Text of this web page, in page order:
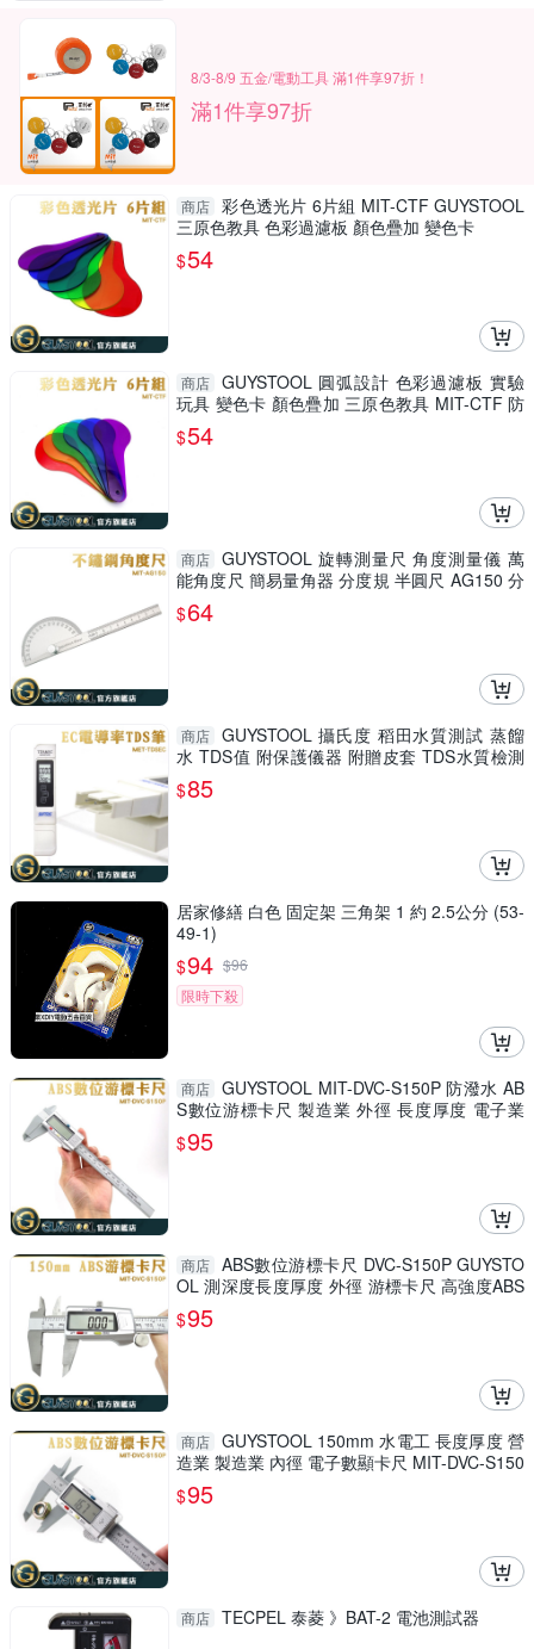
8/3-8/9 五金/電動工具 滿1件享97折！
滿1件享97折
商店 彩色透光片 6片組 MIT-CTF GUYSTOOL
三原色教具 色彩過濾板 顏色疊加 變色卡
$54
商店 GUYSTOOL 圓弧設計 色彩過濾板 實驗
玩具 變色卡 顏色疊加 三原色教具 MIT-CTF 防
滑紋理
$54
商店 GUYSTOOL 旋轉測量尺 角度測量儀 萬
能角度尺 簡易量角器 分度規 半圓尺 AG150 分
度尺 量角尺
$64
商店 GUYSTOOL 攝氏度 稻田水質測試 蒸餾
水 TDS值 附保護儀器 附贈皮套 TDS水質檢測
筆 MET-TDSEC
$85
居家修繕 白色 固定架 三角架 1 約 2.5公分 (53-
49-1)
$94 $96
限時下殺
商店 GUYSTOOL MIT-DVC-S150P 防潑水 AB
S數位游標卡尺 製造業 外徑 長度厚度 電子業
游標卡尺 測深度
$95
商店 ABS數位游標卡尺 DVC-S150P GUYSTO
OL 測深度長度厚度 外徑 游標卡尺 高強度ABS
材質 廠房 防潑水
$95
商店 GUYSTOOL 150mm 水電工 長度厚度 營
造業 製造業 內徑 電子數顯卡尺 MIT-DVC-S150
P 防潑水 廠房
$95
商店 TECPEL 泰菱 》BAT-2 電池測試器